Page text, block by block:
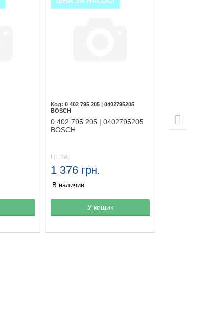
Товар в корзине
0 402 795 205 | 0402795205
BOSCH
0 402 795 205 | 0402795205
BOSCH
ЦЕНА:
1 376 грн.
В наличии
У кошик